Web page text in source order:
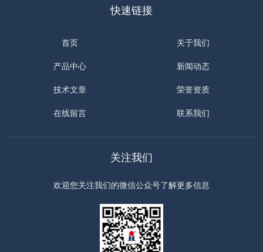
快速链接
首页 关于我们
产品中心 新闻动态
技术文章 荣誉资质
在线留言 联系我们
关注我们
欢迎您关注我们的微信公众号了解更多信息